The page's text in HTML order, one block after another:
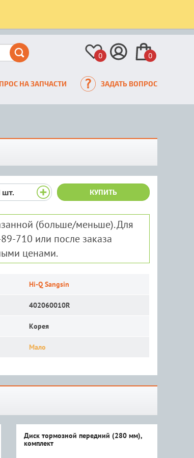
0 0
НА ЗАПЧАСТИ ЗАДАТЬ ВОПРОС
шт. КУПИТЬ
(больше/меньше). Для
710 или после заказа
ценами.
Hi-Q Sangsin
402060010R
Корея
Мало
Диск тормозной передний (280 мм),
комплект